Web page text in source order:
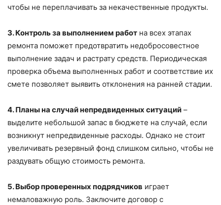
чтобы не переплачивать за некачественные продукты.
3. Контроль за выполнением работ на всех этапах
ремонта поможет предотвратить недобросовестное
выполнение задач и растрату средств. Периодическая
проверка объема выполненных работ и соответствие их
смете позволяет выявить отклонения на ранней стадии.
4. Планы на случай непредвиденных ситуаций –
выделите небольшой запас в бюджете на случай, если
возникнут непредвиденные расходы. Однако не стоит
увеличивать резервный фонд слишком сильно, чтобы не
раздувать общую стоимость ремонта.
5. Выбор проверенных подрядчиков играет
немаловажную роль. Заключите договор с